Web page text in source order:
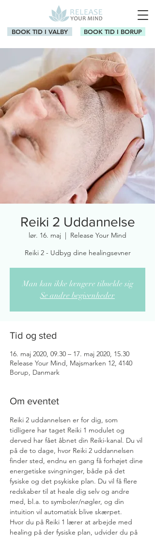
BOOK TID I VALBY BOOK TID I BORUP
Reiki 2 Uddannelse
lør. 16. maj
  |
Release Your Mind
Reiki 2 - Udbyg dine healingsevner
Man kan ikke længere tilmelde sig
Se andre begivenheder
Tid og sted
16. maj 2020, 09.30 – 17. maj 2020, 15.30
Release Your Mind, Majsmarken 12, 4140
Borup, Danmark
Om eventet
Reiki 2 uddannelsen er for dig, som
tidligere har taget Reiki 1 modulet og
derved har fået åbnet din Reiki-kanal. Du vil
på de to dage, hvor Reiki 2 uddannelsen
finder sted, endnu en gang få forhøjet dine
energetiske svingninger, både på det
fysiske og det psykiske plan. Du vil få flere
redskaber til at heale dig selv og andre
med, bl.a. to symboler/nøgler, og din
intuition vil automatisk blive skærpet.
Hvor du på Reiki 1 lærer at arbejde med
healing på der fysiske plan, udvider du på